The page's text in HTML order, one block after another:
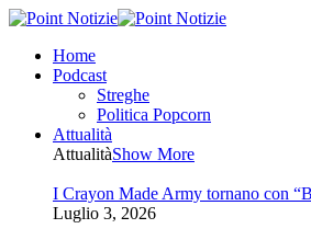
Home
Podcast
Streghe
Politica Popcorn
Attualità
AttualitàShow More
I Crayon Made Army tornano con
Luglio 3, 2026